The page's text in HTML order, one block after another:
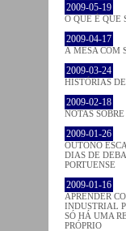
2009-05-19
O QUE É QUE
2009-04-17
À MESA COM
2009-03-24
HISTÓRIAS
2009-02-18
NOTAS
2009-01-26
OUTONO
DIAS DE
PORTUENSE
2009-01-16
APRENDER
INDUSTRIAL
SÓ HÁ UMA
PRÓPRIO